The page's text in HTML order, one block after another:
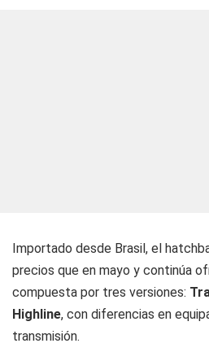
Importado desde Brasil, el
precios que en mayo y continúa
compuesta por tres versiones:
Highline, con diferencias en
transmisión.